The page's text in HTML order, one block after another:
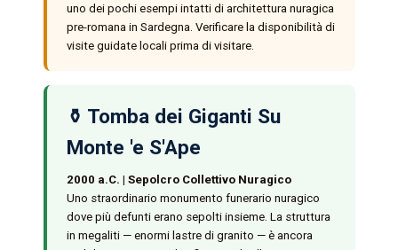
uno dei pochi esempi intatti di architettura nuragica
pre-romana in Sardegna. Verificare la disponibilità di
visite guidate locali prima di visitare.
⚱️ Tomba dei Giganti Su
Monte 'e S'Ape
2000 a.C. | Sepolcro Collettivo Nuragico
Uno straordinario monumento funerario nuragico
dove più defunti erano sepolti insieme. La struttura
in megaliti — enormi lastre di granito — è ancora